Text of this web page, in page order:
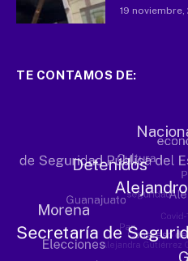
19 noviembre,
TE CONTAMOS DE: